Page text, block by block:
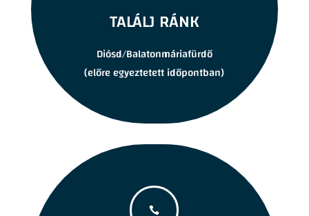
TALÁLJ RÁNK
Diósd/Balatonmáriafürdő
(előre egyeztetett időpontban)
